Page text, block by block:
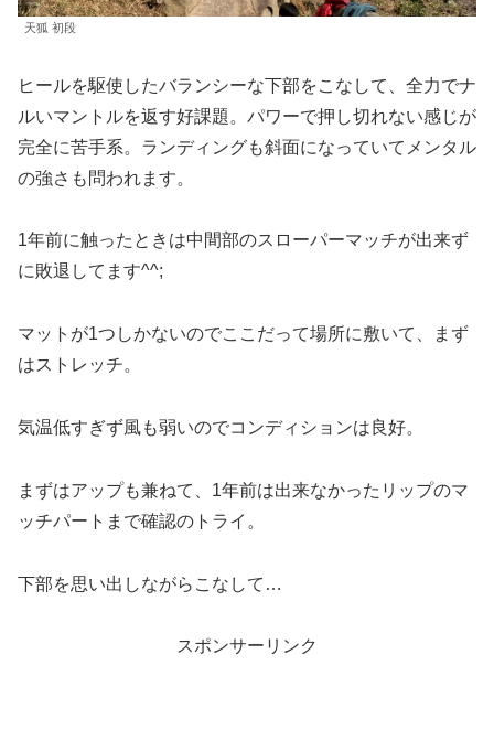
天狐 初段
ヒールを駆使したバランシーな下部をこなして、全力でナ
ルいマントルを返す好課題。パワーで押し切れない感じが
完全に苦手系。ランディングも斜面になっていてメンタル
の強さも問われます。
1年前に触ったときは中間部のスローパーマッチが出来ず
に敗退してます^^;
マットが1つしかないのでここだって場所に敷いて、まず
はストレッチ。
気温低すぎず風も弱いのでコンディションは良好。
まずはアップも兼ねて、1年前は出来なかったリップのマ
ッチパートまで確認のトライ。
下部を思い出しながらこなして…
スポンサーリンク